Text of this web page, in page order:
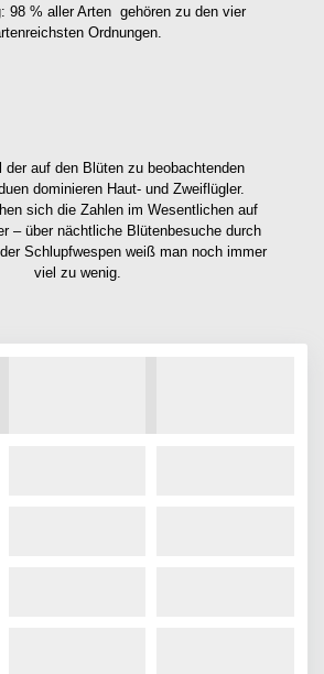
98 % aller Arten gehören zu den vier
Ordnungen.
der auf den Blüten zu beobachtenden
dominieren Haut- und Zweiflügler.
sich die Zahlen im Wesentlichen auf
– über nächtliche Blütenbesuche durch
Schlupfwespen weiß man noch immer
viel zu wenig.